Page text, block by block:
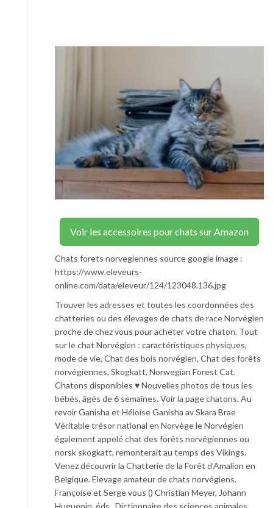
Voir les accessoires pour chats sur Amazon
Chats forets norvegiennes source google image :
https://www.eleveurs-
online.com/data/eleveur/124/123048.136.jpg
Trouver les adresses et toutes les coordonnées des
chatteries ou des élevages de chats de race Norvégien
proche de chez vous pour acheter votre chaton. Tout
sur le chat Norvégien : caractéristiques physiques,
mode de vie, Chat des bois norvégien, Chat des forêts
norvégiennes, Skogkatt, Norwegian Forest Cat.
Chatons disponibles ♥ Nouvelles photos de tous les
bébés, âgés de 6 semaines. Voir la page chatons. Au
revoir Ganisha et Héloise Ganisha av Skara Brae
Véritable trésor national en Norvège le Norvégien
également appelé chat des forêts norvégiennes ou
norsk skogkatt, remonterait au temps des Vikings.
Venez découvrir la Chatterie de la Forêt d’Amalion en
Belgique. Elevage amateur de chats norvégiens.
Françoise et Serge vous () Christian Meyer, Johann
Huguenin, éds., Dictionnaire des sciences animales,